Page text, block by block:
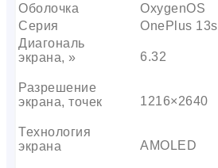
Оболочка
OxygenOS
Серия
OnePlus 13s
Диагональ
экрана, »
6.32
Разрешение
экрана, точек
1216×2640
Технология
экрана
AMOLED